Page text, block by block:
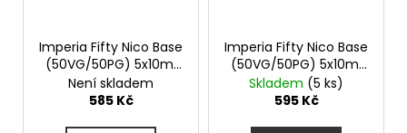
Imperia Fifty Nico Base
(50VG/50PG) 5x10ml
3mg
Není skladem
585 Kč
Imperia Fifty Nico Base
(50VG/50PG) 5x10ml
6mg
Skladem (5 ks)
595 Kč